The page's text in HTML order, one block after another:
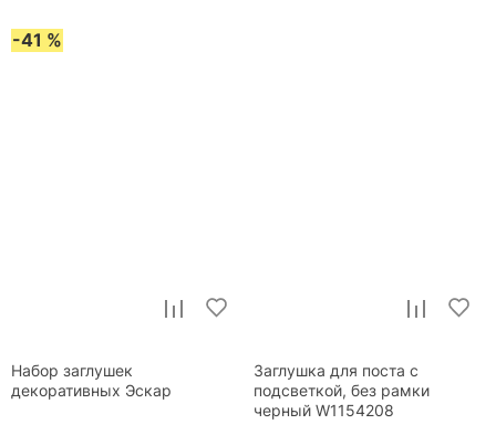
-41 %
Набор заглушек
декоративных Эскар
Заглушка для поста с
подсветкой, без рамки
черный W1154208